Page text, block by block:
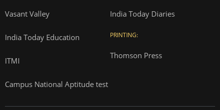
Vasant Valley
India Today Education
ITMI
Campus National Aptitude test
India Today Diaries
PRINTING:
Thomson Press